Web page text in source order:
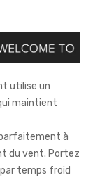
utilise un
maintient
parfaitement à
du vent. Portez
temps froid